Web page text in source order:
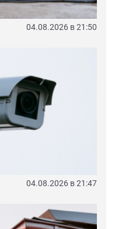
04.08.2026 в 21:50
04.08.2026 в 21:47